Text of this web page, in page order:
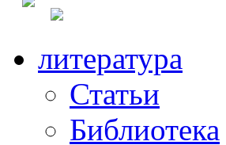
литература
Статьи
Библиотека